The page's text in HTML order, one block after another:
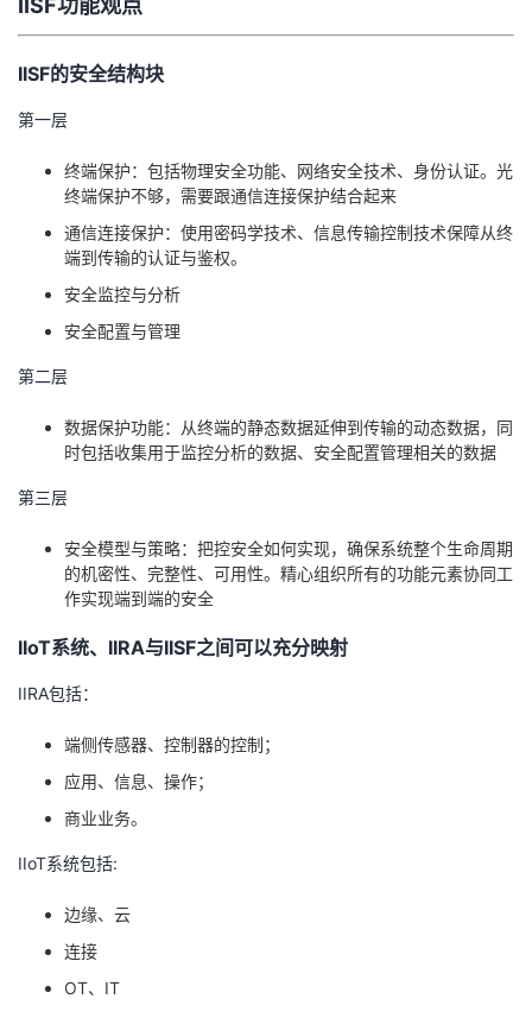
动
关
注
程
认
证
的
实
验
我
的
收
藏
持
建
议
IISF功能观点
IISF的安全结构块
第一层
终端保护：包括物理安全功能、网络安全技术、身份认证。光
终端保护不够，需要跟通信连接保护结合起来
通信连接保护：使用密码学技术、信息传输控制技术保障从终
端到传输的认证与鉴权。
安全监控与分析
安全配置与管理
第二层
数据保护功能：从终端的静态数据延伸到传输的动态数据，同
时包括收集用于监控分析的数据、安全配置管理相关的数据
第三层
安全模型与策略：把控安全如何实现，确保系统整个生命周期
的机密性、完整性、可用性。精心组织所有的功能元素协同工
作实现端到端的安全
IIoT系统、IIRA与IISF之间可以充分映射
IIRA包括：
端侧传感器、控制器的控制；
应用、信息、操作；
商业业务。
IIoT系统包括:
边缘、云
连接
OT、IT